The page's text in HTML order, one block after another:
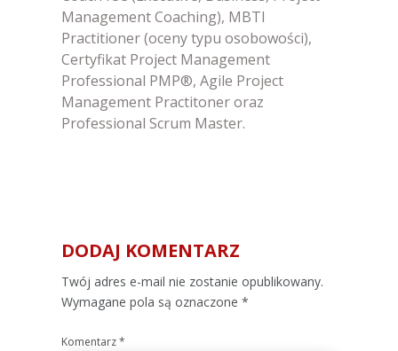
Management Coaching), MBTI
Practitioner (oceny typu osobowości),
Certyfikat Project Management
Professional PMP®, Agile Project
Management Practitoner oraz
Professional Scrum Master.
DODAJ KOMENTARZ
Twój adres e-mail nie zostanie opublikowany.
Wymagane pola są oznaczone *
Komentarz*